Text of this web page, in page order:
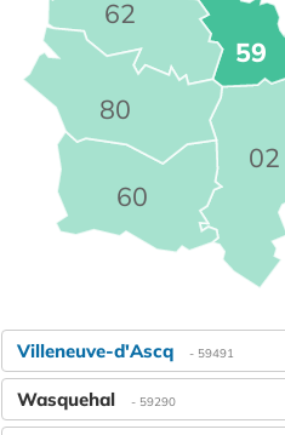
02
59
60
62
80
Villeneuve-d'Ascq - 59491
Wasquehal - 59290